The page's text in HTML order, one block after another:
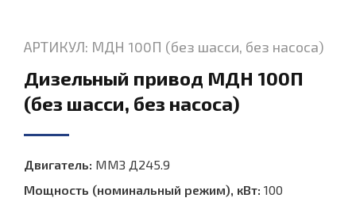
АРТИКУЛ: МДН 100П (без шасси, без насоса)
Дизельный привод МДН 100П
(без шасси, без насоса)
Двигатель: ММЗ Д245.9
Мощность (номинальный режим), кВт: 100